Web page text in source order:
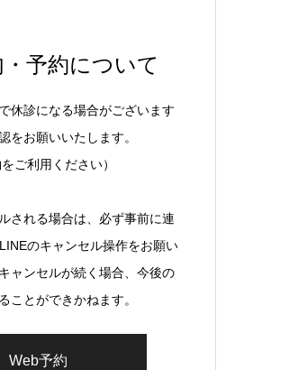
予約について
休診になる場合がございます
をお願いいたします。
ご利用ください）
される場合は、必ず事前に連
のキャンセル操作をお願い
ャンセルが続く場合、今後の
ことができかねます。
Web予約